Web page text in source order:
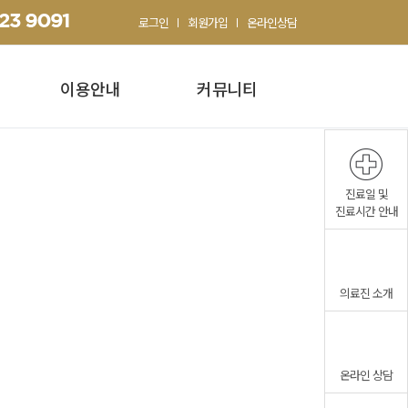
진료일 및
진료시간 안내
의료진 소개
온라인 상담
로그인 회원가입 온라인상담
이용안내 커뮤니티